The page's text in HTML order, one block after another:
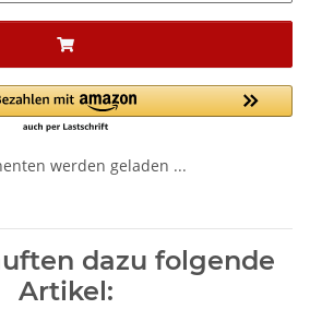
werden geladen ...
dazu folgende
Artikel: